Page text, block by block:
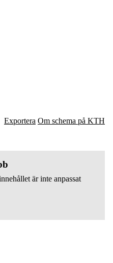
Exportera Om schema på KTH
är inte anpassat